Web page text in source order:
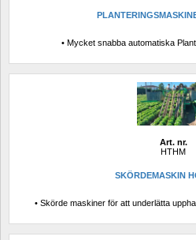
• Mycket snabba automatiska
Art. nr.
HTHM
SKÖRDEMASKIN
• Skörde maskiner för att underlätta